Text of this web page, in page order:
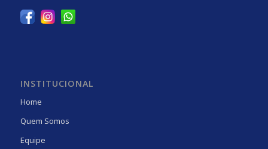
INSTITUCIONAL
Home
Quem Somos
Equipe